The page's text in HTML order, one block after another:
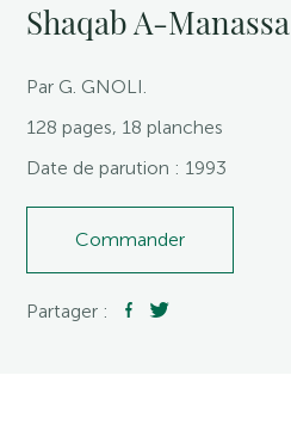
Shaqab A-Manassa
Par G. GNOLI.
128 pages, 18 planches
Date de parution : 1993
Commander
Partager :